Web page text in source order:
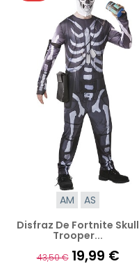
AM
AS
Disfraz De Fortnite Skull
Trooper...
43,50 € 19,99 €